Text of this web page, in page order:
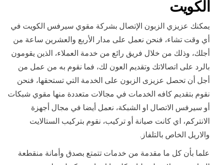
الكويت
يمكنك عزيزي الزبون الإتصال بشركة مقوي سيرفس الكويت في
أي وقت تشاء، فنحن نعمل على مدار الأربع والعشرين ساعة من
أجلك، وذلك من خلال فريق رائع من خدمة العملاء، الذين يقومون
بالرد على اتصالاتك وتقديم العون لك، فما نقوم به من عمل من
أجل أن تحصل عزيزى الزبون على الخدمة التي تستحقها، فنحن
نقوم بتقديم كافه الخدمات في مجالات متعددة منها مقوي شبكات
أو سيرفس الاتصال او الشبكة، نعمل أيضا في مجال أجهزة
الانتركم، اي كانت صيانة أو تركيب، نقوم بتركيب الستالايت
والاريل الخاص بالتلفاز.
علما بأن كل ما مقدمة من خدمات تتمتع بصدق وأمانة منقطعة